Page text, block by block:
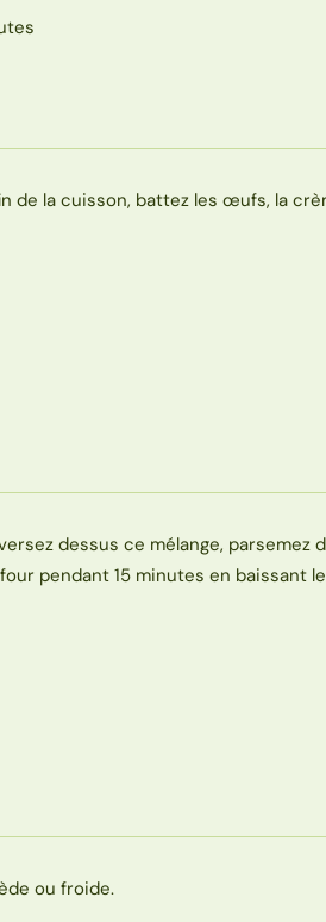
de la cuisson, battez les œufs, la
dessus ce mélange, parsemez
pendant 15 minutes en baissant
ou froide.